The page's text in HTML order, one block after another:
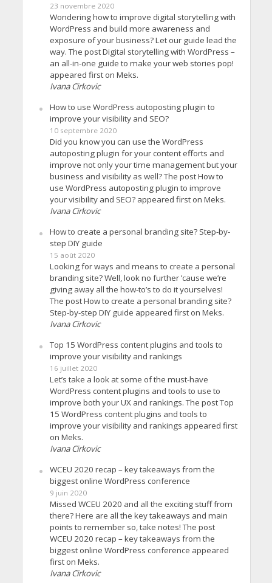
23 novembre 2020
Wondering how to improve digital storytelling with
WordPress and build more awareness and
exposure of your business? Let our guide lead the
way. The post Digital storytelling with WordPress –
an all-in-one guide to make your web stories pop!
appeared first on Meks.
Ivana Cirkovic
How to use WordPress autoposting plugin to
improve your visibility and SEO?
10 septembre 2020
Did you know you can use the WordPress
autoposting plugin for your content efforts and
improve not only your time management but your
business and visibility as well? The post How to
use WordPress autoposting plugin to improve
your visibility and SEO? appeared first on Meks.
Ivana Cirkovic
How to create a personal branding site? Step-by-
step DIY guide
15 août 2020
Looking for ways and means to create a personal
branding site? Well, look no further ’cause we’re
giving away all the how-to’s to do it yourselves!
The post How to create a personal branding site?
Step-by-step DIY guide appeared first on Meks.
Ivana Cirkovic
Top 15 WordPress content plugins and tools to
improve your visibility and rankings
16 juillet 2020
Let’s take a look at some of the must-have
WordPress content plugins and tools to use to
improve both your UX and rankings. The post Top
15 WordPress content plugins and tools to
improve your visibility and rankings appeared first
on Meks.
Ivana Cirkovic
WCEU 2020 recap – key takeaways from the
biggest online WordPress conference
9 juin 2020
Missed WCEU 2020 and all the exciting stuff from
there? Here are all the key takeaways and main
points to remember so, take notes! The post
WCEU 2020 recap – key takeaways from the
biggest online WordPress conference appeared
first on Meks.
Ivana Cirkovic